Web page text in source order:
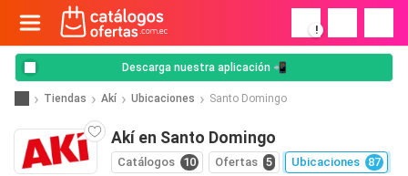
!
Descarga nuestra aplicación 📲
Tiendas Akí Ubicaciones Santo Domingo
Akí en Santo Domingo
Catálogos 10 Ofertas 5 Ubicaciones 87